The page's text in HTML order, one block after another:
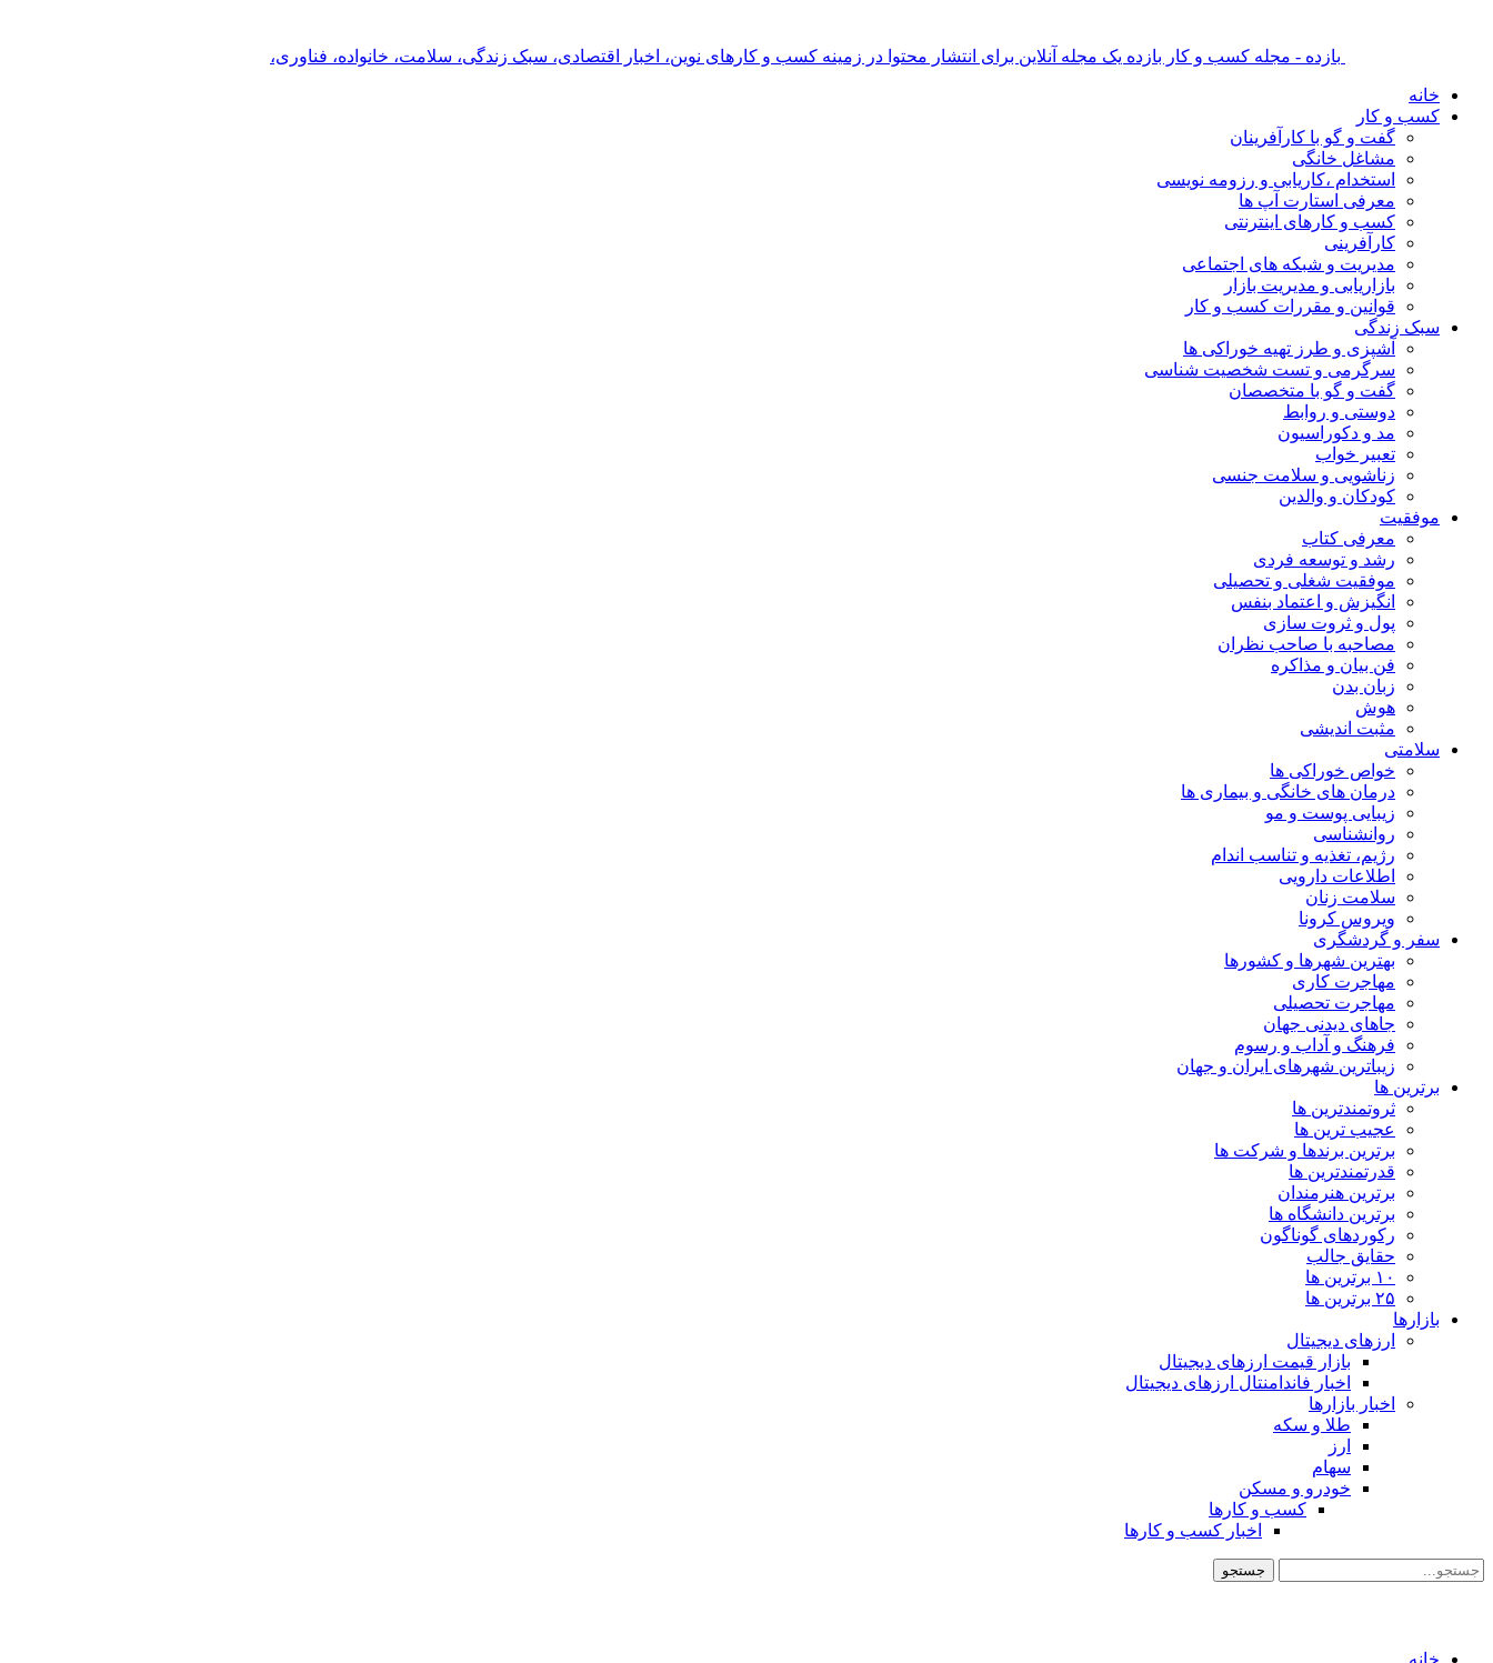
بازده - مجله کسب و کار بازده یک مجله آنلاین برای انتشار محتوا در زمینه کسب و کارهای نوین، اخبار اقتصادی، سبک زندگی، سلامت، خانواده، فناوری،
خانه
کسب و کار
گفت و گو با کارآفرینان
مشاغل خانگی
استخدام ،کاریابی و رزومه نویسی
معرفی استارت آپ ها
کسب و کارهای اینترنتی
کارآفرینی
مدیریت و شبکه های اجتماعی
بازاریابی و مدیریت بازار
قوانین و مقررات کسب و کار
سبک زندگی
آشپزی و طرز تهیه خوراکی ها
سرگرمی و تست شخصیت شناسی
گفت و گو با متخصصان
دوستی و روابط
مد و دکوراسیون
تعبیر خواب
زناشویی و سلامت جنسی
کودکان و والدین
موفقیت
معرفی کتاب
رشد و توسعه فردی
موفقیت شغلی و تحصیلی
انگیزش و اعتماد بنفس
پول و ثروت سازی
مصاحبه با صاحب نظران
فن بیان و مذاکره
زبان بدن
هوش
مثبت اندیشی
سلامتی
خواص خوراکی ها
درمان های خانگی و بیماری ها
زیبایی پوست و مو
روانشناسی
رژیم، تغذیه و تناسب اندام
اطلاعات دارویی
سلامت زنان
ویروس کرونا
سفر و گردشگری
بهترین شهرها و کشورها
مهاجرت کاری
مهاجرت تحصیلی
جاهای دیدنی جهان
فرهنگ و آداب و رسوم
زیباترین شهرهای ایران و جهان
برترین ها
ثروتمندترین ها
عجیب ترین ها
برترین برندها و شرکت ها
قدرتمندترین ها
برترین هنرمندان
برترین دانشگاه ها
رکوردهای گوناگون
حقایق جالب
۱۰ برترین ها
۲۵ برترین ها
بازارها
ارزهای دیجیتال
بازار قیمت ارزهای دیجیتال
اخبار فاندامنتال ارزهای دیجیتال
اخبار بازارها
طلا و سکه
ارز
سهام
خودرو و مسکن
کسب و کارها
اخبار کسب و کارها
خانه